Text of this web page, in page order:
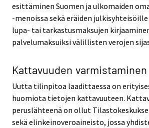
esittäminen Suomen ja ulkomaiden
-menoissa sekä eräiden
lupa- tai tarkastusmaksujen
palvelumaksuiksi välillisten verojen
Kattavuuden varmistaminen
Uutta tilinpitoa laadittaessa on
huomiota tietojen kattavuuteen.
peruslähteenä on ollut
sekä elinkeinoveroaineisto, jossa